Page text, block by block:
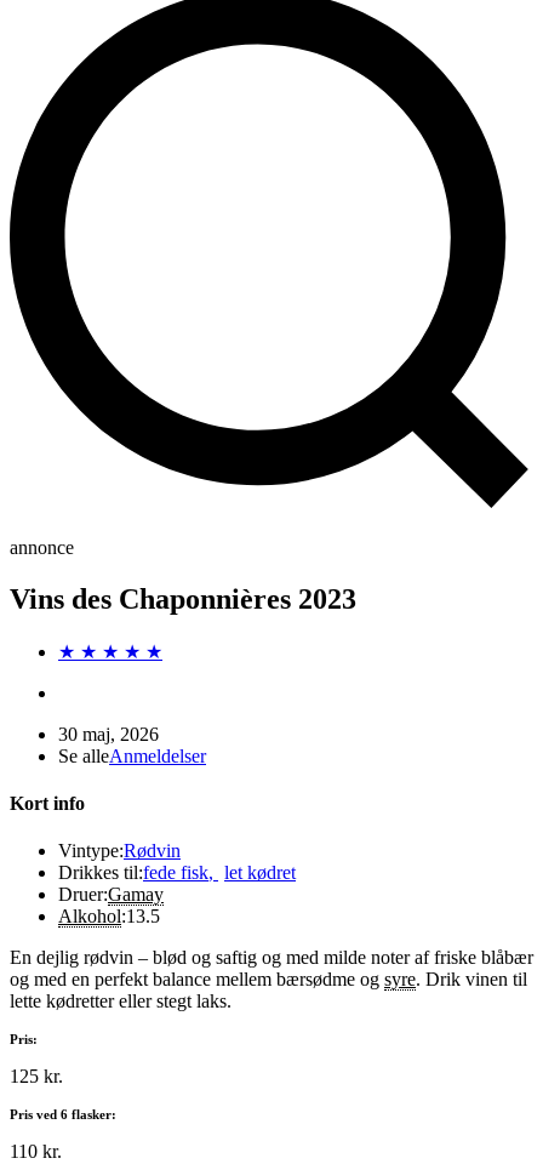
annonce
Vins des Chaponnières 2023
★ ★ ★ ★ ★
30 maj, 2026
Se alleAnmeldelser
Kort info
Vintype:Rødvin
Drikkes til:fede fisk, let kødret
Druer:Gamay
Alkohol:13.5
En dejlig rødvin – blød og saftig og med milde noter af friske blåbær
og med en perfekt balance mellem bærsødme og syre. Drik vinen til
lette kødretter eller stegt laks.
Pris:
125 kr.
Pris ved 6 flasker:
110 kr.